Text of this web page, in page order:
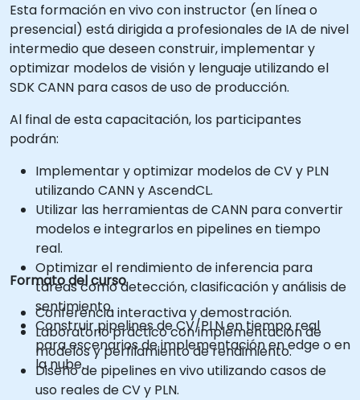
Esta formación en vivo con instructor (en línea o
presencial) está dirigida a profesionales de IA de nivel
intermedio que deseen construir, implementar y
optimizar modelos de visión y lenguaje utilizando el
SDK CANN para casos de uso de producción.
Al final de esta capacitación, los participantes
podrán:
Implementar y optimizar modelos de CV y PLN
utilizando CANN y AscendCL.
Utilizar las herramientas de CANN para convertir
modelos e integrarlos en pipelines en tiempo
real.
Optimizar el rendimiento de inferencia para
tareas como detección, clasificación y análisis de
sentimiento.
Construir pipelines de CV/PLN en tiempo real
para escenarios de implementación en edge o en
la nube.
Formato del curso
Conferencia interactiva y demostración.
Laboratorio práctico con implementación de
modelos y perfilamiento de rendimiento.
Diseño de pipelines en vivo utilizando casos de
uso reales de CV y PLN.